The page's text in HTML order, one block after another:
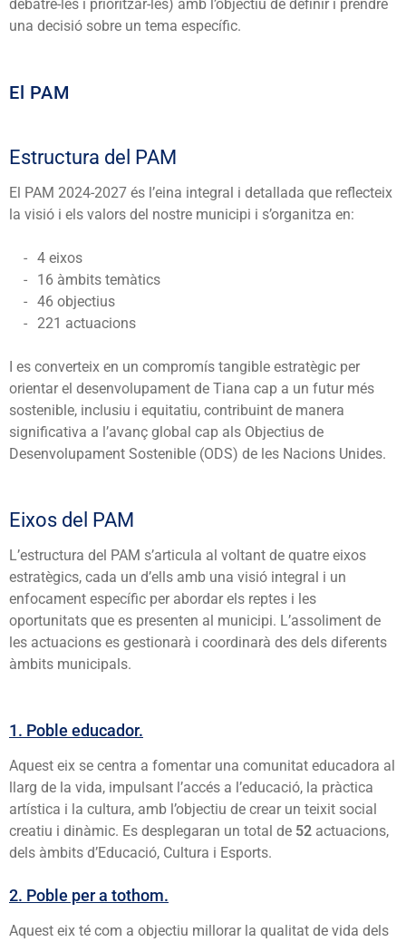
debatre-les i prioritzar-les) amb l’objectiu de definir i prendre
una decisió sobre un tema específic.
El PAM
Estructura del PAM
El PAM 2024-2027 és l’eina integral i detallada que reflecteix
la visió i els valors del nostre municipi i s’organitza en:
4 eixos
16 àmbits temàtics
46 objectius
221 actuacions
I es converteix en un compromís tangible estratègic per
orientar el desenvolupament de Tiana cap a un futur més
sostenible, inclusiu i equitatiu, contribuint de manera
significativa a l’avanç global cap als Objectius de
Desenvolupament Sostenible (ODS) de les Nacions Unides.
Eixos del PAM
L’estructura del PAM s’articula al voltant de quatre eixos
estratègics, cada un d’ells amb una visió integral i un
enfocament específic per abordar els reptes i les
oportunitats que es presenten al municipi. L’assoliment de
les actuacions es gestionarà i coordinarà des dels diferents
àmbits municipals.
1. Poble educador.
Aquest eix se centra a fomentar una comunitat educadora al
llarg de la vida, impulsant l’accés a l’educació, la pràctica
artística i la cultura, amb l’objectiu de crear un teixit social
creatiu i dinàmic. Es desplegaran un total de 52 actuacions,
dels àmbits d’Educació, Cultura i Esports.
2. Poble per a tothom.
Aquest eix té com a objectiu millorar la qualitat de vida dels